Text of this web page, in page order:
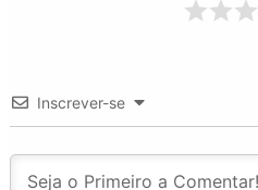
Inscrever-se